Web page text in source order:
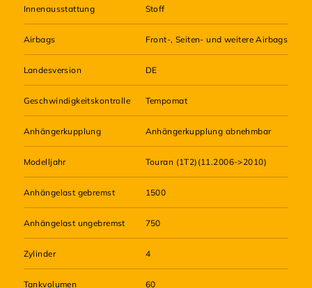
Innenausstattung Stoff
Airbags Front-, Seiten- und weitere Airbags
Landesversion DE
Geschwindigkeitskontrolle Tempomat
Anhängerkupplung Anhängerkupplung abnehmbar
Modelljahr Touran (1T2)(11.2006->2010)
Anhängelast gebremst 1500
Anhängelast ungebremst 750
Zylinder 4
Tankvolumen 60